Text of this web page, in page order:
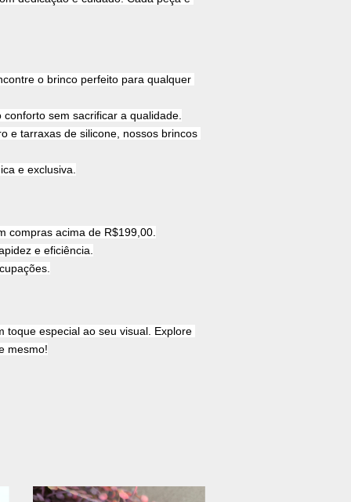
o brinco perfeito para qualquer
sem sacrificar a qualidade.
e tarraxas de silicone, nossos brincos
e exclusiva.
compras acima de R$199,00.
e eficiência.
toque especial ao seu visual. Explore
mesmo!